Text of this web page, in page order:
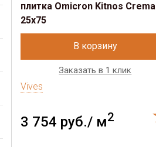
плитка Omicron Kitnos Crema
25x75
В корзину
Заказать в 1 клик
Vives
3 754 руб./ м2